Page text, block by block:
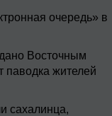
очередь» в
Восточным
паводка жителей
сахалинца,